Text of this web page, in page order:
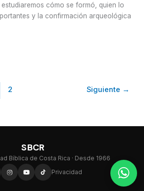
estudiaremos cómo se formó, quien lo
y la confirmación arqueológica
2 Siguiente →
SBCR
Bíblica de Costa Rica · Desde 1966
Privacidad